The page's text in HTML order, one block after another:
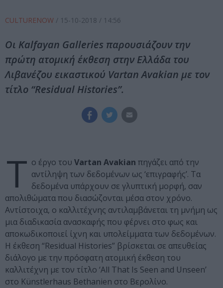
CULTURENOW / 15-10-2018 / 14:56
Οι Kalfayan Galleries παρουσιάζουν την
πρώτη ατομική έκθεση στην Ελλάδα του
Λιβανέζου εικαστικού Vartan Avakian με τον
τίτλο “Residual Histories”.
Τ ο έργο του Vartan Avakian πηγάζει από την
αντίληψη των δεδομένων ως ‘επιγραφής’. Τα
δεδομένα υπάρχουν σε γλυπτική μορφή, σαν
απολιθώματα που διασώζονται μέσα στον χρόνο.
Αντίστοιχα, ο καλλιτέχνης αντιλαμβάνεται τη μνήμη ως
μια διαδικασία ανασκαφής που φέρνει στο φως και
αποκωδικοποιεί ίχνη και υπολείμματα των δεδομένων.
H έκθεση “Residual Histories” βρίσκεται σε απευθείας
διάλογο με την πρόσφατη ατομική έκθεση του
καλλιτέχνη με τον τίτλο ‘All That Is Seen and Unseen’
στο Künstlerhaus Bethanien στο Βερολίνο.